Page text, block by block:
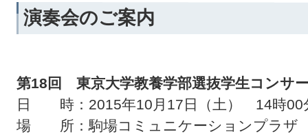
演奏会のご案内
第18回 東京大学教養学部選抜学生コンサ
日 時：2015年10月17日（土） 14時00
場 所：駒場コミュニケーションプラザ